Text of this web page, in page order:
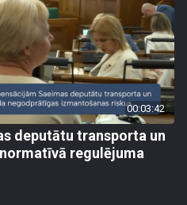
00:03:42
deputātu transporta un
regulējuma